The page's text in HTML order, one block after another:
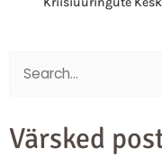
Search
Värsked